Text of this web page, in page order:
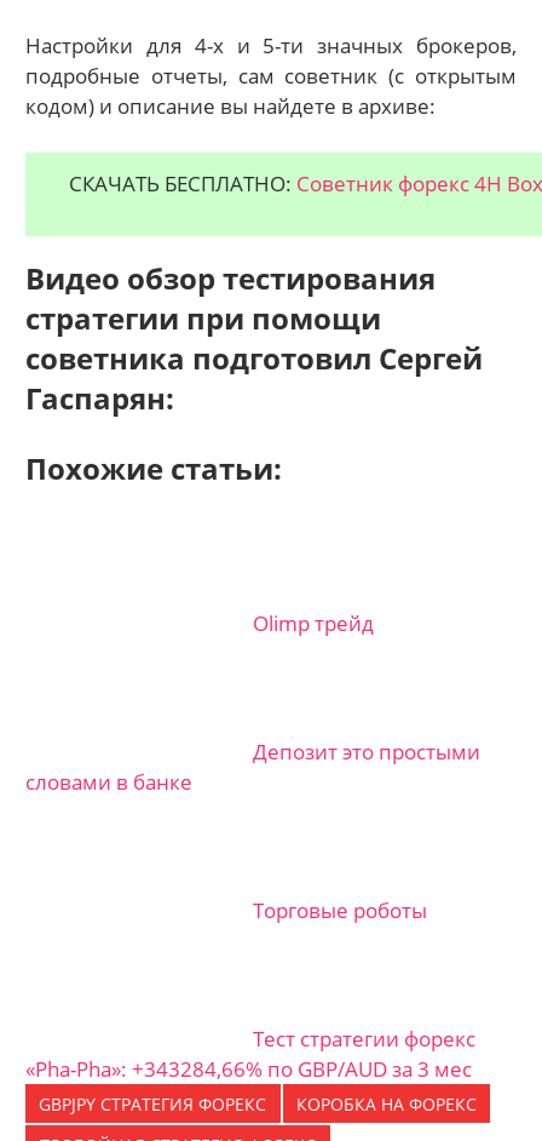
Настройки для 4-х и 5-ти значных брокеров,
подробные отчеты, сам советник (с открытым
кодом) и описание вы найдете в архиве:
СКАЧАТЬ БЕСПЛАТНО: Советник форекс 4H
Видео обзор тестирования
стратегии при помощи
советника подготовил Сергей
Гаспарян:
Похожие статьи:
Olimp трейд
Депозит это простыми
словами в банке
Торговые роботы
Тест стратегии форекс
«Pha-Pha»: +343284,66% по GBP/AUD за 3 мес
GBPJPY СТРАТЕГИЯ ФОРЕКС
КОРОБКА НА ФОРЕКС